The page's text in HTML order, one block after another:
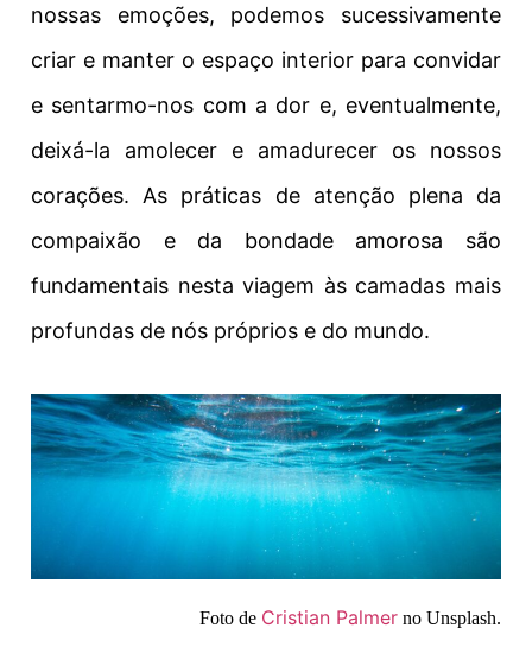
nossas emoções, podemos sucessivamente
criar e manter o espaço interior para convidar
e sentarmo-nos com a dor e, eventualmente,
deixá-la amolecer e amadurecer os nossos
corações. As práticas de atenção plena da
compaixão e da bondade amorosa são
fundamentais nesta viagem às camadas mais
profundas de nós próprios e do mundo.
Foto de Cristian Palmer no Unsplash.